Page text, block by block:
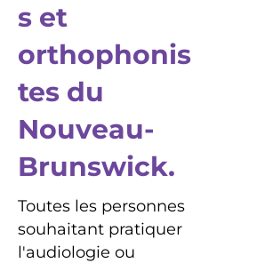
s et
orthophonis
tes du
Nouveau-
Brunswick.
Toutes les personnes
souhaitant pratiquer
l'audiologie ou